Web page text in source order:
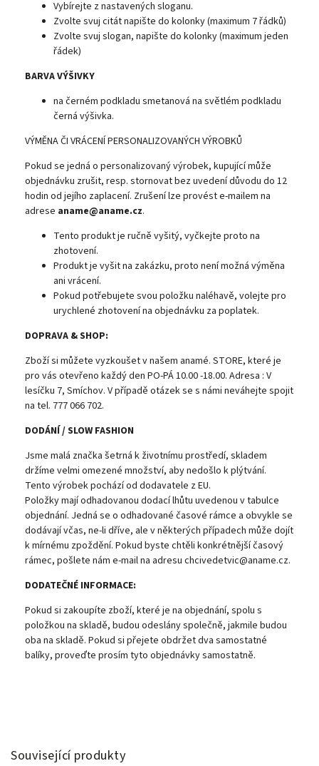
Vybírejte z nastavených sloganu.
Zvolte svuj citát napište do kolonky (maximum 7 řádků)
Zvolte svuj slogan, napište do kolonky (maximum jeden
řádek)
BARVA VÝŠIVKY
na černém podkladu smetanová na světlém podkladu
černá výšivka.
VÝMĚNA ČI VRÁCENÍ PERSONALIZOVANÝCH VÝROBKŮ
Pokud se jedná o personalizovaný výrobek, kupující může
objednávku zrušit, resp. stornovat bez uvedení důvodu do 12
hodin od jejího zaplacení. Zrušení lze provést e-mailem na
adrese aname@aname.cz.
Tento produkt je ručně vyšitý, vyčkejte proto na
zhotovení.
Produkt je vyšit na zakázku, proto není možná výměna
ani vrácení.
Pokud potřebujete svou položku naléhavě, volejte pro
urychlené zhotovení na objednávku za poplatek.
DOPRAVA & SHOP:
Zboží si můžete vyzkoušet v našem anamé. STORE, které je
pro vás otevřeno každý den PO-PÁ 10.00 -18.00. Adresa : V
lesíčku 7, Smíchov. V případě otázek se s námi neváhejte spojit
na tel. 777 066 702.
DODÁNÍ / SLOW FASHION
Jsme malá značka šetrná k životnímu prostředí, skladem
držíme velmi omezené množství, aby nedošlo k plýtvání.
Tento výrobek pochází od dodavatele z EU.
Položky mají odhadovanou dodací lhůtu uvedenou v tabulce
objednání. Jedná se o odhadované časové rámce a obvykle se
dodávají včas, ne-li dříve, ale v některých případech může dojít
k mírnému zpoždění. Pokud byste chtěli konkrétnější časový
rámec, pošlete nám e-mail na adresu chcivedetvic@aname.cz.
DODATEČNÉ INFORMACE:
Pokud si zakoupíte zboží, které je na objednání, spolu s
položkou na skladě, budou odeslány společně, jakmile budou
oba na skladě. Pokud si přejete obdržet dva samostatné
balíky, proveďte prosím tyto objednávky samostatně.
Související produkty